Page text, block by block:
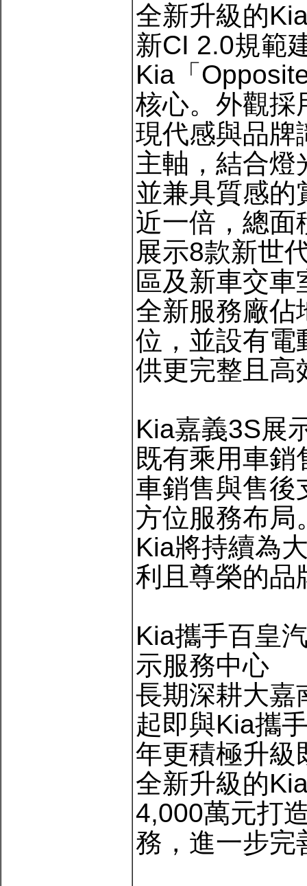
全新升級的
新CI 2.0規範
Kia「
核心。外觀採
現代感與品牌
主軸，結合燈
並兼具質感的
近一倍，總面
展示8款新世
區及新車交
全新服務廠佔
位，並設有電
供更完整且高
Kia嘉義3S展
既有乘用車
車銷售與售後
方位服務布局
Kia將持續為
利且尊榮的品
Kia攜手百皇
示服務中心
長期深耕大嘉
起即與Kia攜
年更積極升級
全新升級的
4,000萬元打
務，進一步完